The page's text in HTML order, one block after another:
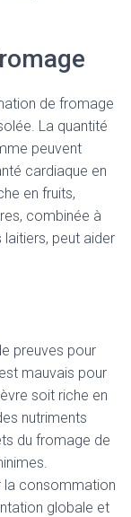
de fromage
La quantité
peuvent
cardiaque en
en fruits,
combinée à
peut aider
preuves pour
mauvais pour
soit riche en
nutriments
du fromage de
la consommation
globale et